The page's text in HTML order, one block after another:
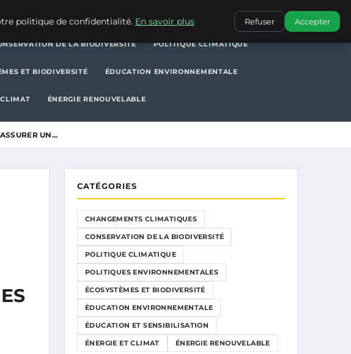
POLITIQUES ENVIRONNEMENTALES
DE LA BIODIVERSITÉ POLITIQUE CLIMATIQUE
ET BIODIVERSITÉ ÉDUCATION ENVIRONNEMENTALE
CLIMAT ÉNERGIE RENOUVELABLE
UN…
CATÉGORIES
CHANGEMENTS CLIMATIQUES
CONSERVATION DE LA BIODIVERSITÉ
POLITIQUE CLIMATIQUE
POLITIQUES ENVIRONNEMENTALES
ÉCOSYSTÈMES ET BIODIVERSITÉ
ÉDUCATION ENVIRONNEMENTALE
ÉDUCATION ET SENSIBILISATION
ÉNERGIE ET CLIMAT ÉNERGIE RENOUVELABLE
politique de confidentialité. En savoir plus Refuser Accepter